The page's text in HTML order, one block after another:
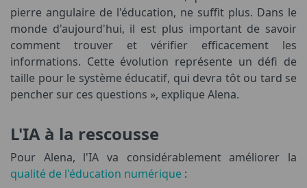
pierre angulaire de l'éducation, ne suffit plus. Dans le
monde d'aujourd'hui, il est plus important de savoir
comment trouver et vérifier efficacement les
informations. Cette évolution représente un défi de
taille pour le système éducatif, qui devra tôt ou tard se
pencher sur ces questions », explique Alena.
L'IA à la rescousse
Pour Alena, l'IA va considérablement améliorer la
qualité de l'éducation numérique :